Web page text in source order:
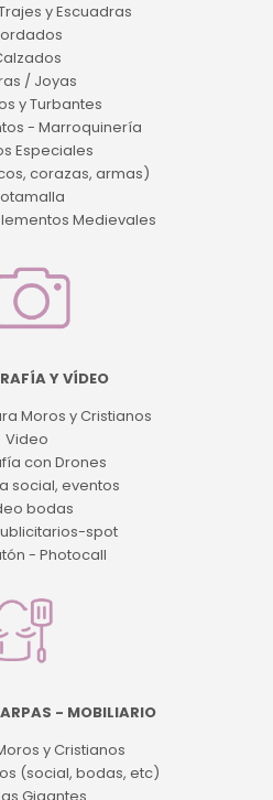
y Escuadras
/ Joyas
y Turbantes
- Marroquinería
Especiales
corazas, armas)
Medievales
Y VÍDEO
Moros y Cristianos
Video
con Drones
social, eventos
bodas
spot
- Photocall
- MOBILIARIO
y Cristianos
(social, bodas, etc)